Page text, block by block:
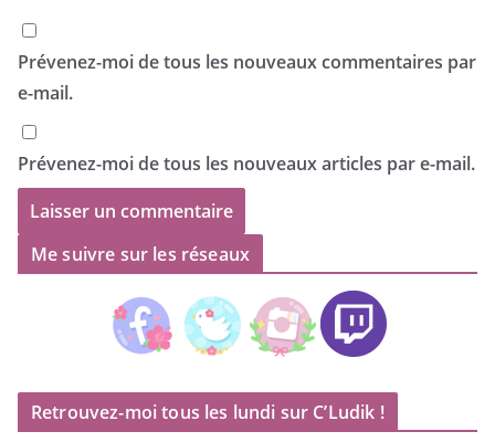
Prévenez-moi de tous les nouveaux commentaires par
e-mail.
Prévenez-moi de tous les nouveaux articles par e-mail.
Me suivre sur les réseaux
Retrouvez-moi tous les lundi sur C’Ludik !